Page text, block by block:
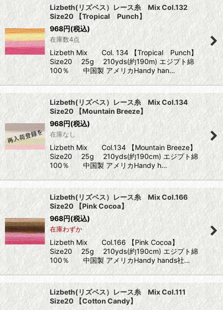
Lizbeth(リズベス）レース糸 Mix Col.132
Size20 【Tropical Punch】
968円(税込)
在庫数4点
Lizbeth Mix Col. 134 【Tropical Punch】
Size20 25g 210yds(約190m) エジプト綿
100％ 中国製 アメリカHandy han…
Lizbeth(リズベス）レース糸 Mix Col.134
Size20 【Mountain Breeze】
968円(税込)
在庫なし
Lizbeth Mix Col.134 【Mountain Breeze】
Size20 25g 210yds(約190cm) エジプト綿
100％ 中国製 アメリカHandy h…
Lizbeth(リズベス）レース糸 Mix Col.166
Size20 【Pink Cocoa】
968円(税込)
在庫わずか
Lizbeth Mix Col.166 【Pink Cocoa】
Size20 25g 210yds(約190cm) エジプト綿
100％ 中国製 アメリカHandy hands社…
Lizbeth(リズベス）レース糸 Mix Col.111
Size20 【Cotton Candy】